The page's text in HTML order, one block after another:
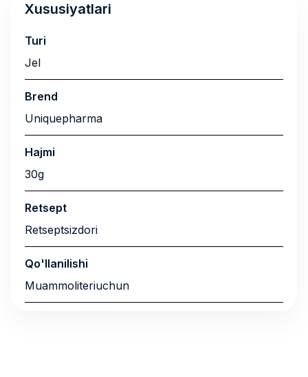
Xususiyatlari
Turi
Jel
Brend
Uniquepharma
Hajmi
30g
Retsept
Retseptsizdori
Qo'llanilishi
Muammoliteriuchun